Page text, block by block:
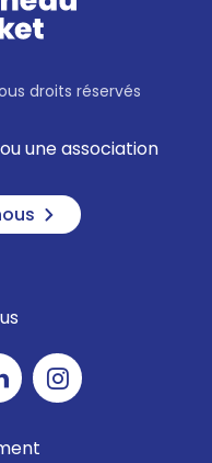
droits réservés
une association